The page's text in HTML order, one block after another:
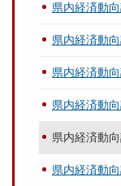
県内経済動
県内経済動
県内経済動
県内経済動
県内経済動
県内経済動